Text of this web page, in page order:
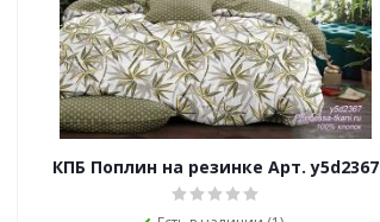
КПБ Поплин на резинке Арт. y5d2367